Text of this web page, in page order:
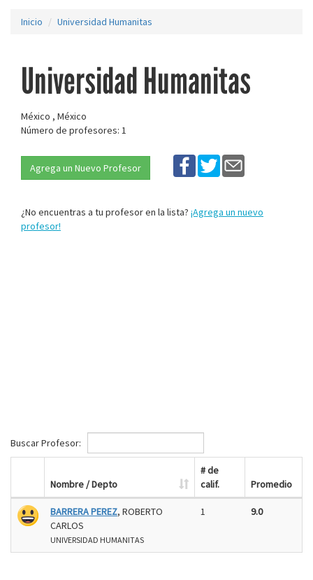
Inicio Universidad Humanitas
Universidad Humanitas
México , México
Número de profesores: 1
Agrega un Nuevo Profesor
¿No encuentras a tu profesor en la lista? ¡Agrega un nuevo
profesor!
Buscar Profesor:
Nombre / Depto
# de
calif.
Promedio
BARRERA PEREZ, ROBERTO
CARLOS
UNIVERSIDAD HUMANITAS
1 9.0